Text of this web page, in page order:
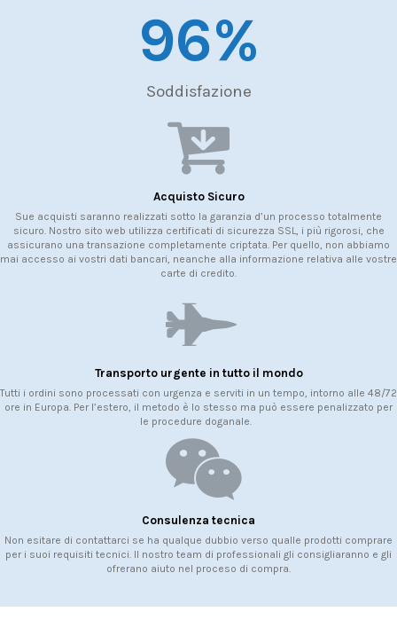
97%
Soddisfazione
Acquisto Sicuro
Sue acquisti saranno realizzati sotto la garanzia d’un processo totalmente
sicuro. Nostro sito web utilizza certificati di sicurezza SSL, i più rigorosi, che
assicurano una transazione completamente criptata. Per quello, non abbiamo
mai accesso ai vostri dati bancari, neanche alla informazione relativa alle vostre
carte di credito.
Transporto urgente in tutto il mondo
Tutti i ordini sono processati con urgenza e serviti in un tempo, intorno alle 48/72
ore in Europa. Per l’estero, il metodo è lo stesso ma può essere penalizzato per
le procedure doganale.
Consulenza tecnica
Non esitare di contattarci se ha qualque dubbio verso qualle prodotti comprare
per i suoi requisiti tecnici. Il nostro team di professionali gli consigliaranno e gli
ofrerano aiuto nel proceso di compra.